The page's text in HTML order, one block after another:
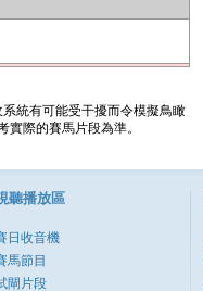
統有可能受干擾而令模擬鳥瞰
際的賽馬片段為準。
聽播放區
日收音機
馬節目
閘片段